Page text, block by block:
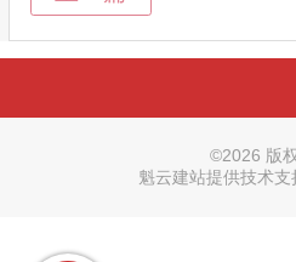
©2026 版
魁云建站提供技术支